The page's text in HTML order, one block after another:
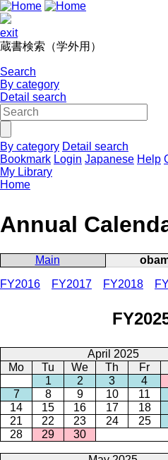
exit
蔵書検索（学外用）
Search
By category
Detail search
By category Detail search
Bookmark Login Japanese Help
My Library
Home
Annual
Main
FY2016
FY2017 FY2018
April 2025
Mo
Tu We Th Fr
1
2 3 4
7
8 9 10 11
14
15 16 17 18
21
22 23 24 25
28
29 30